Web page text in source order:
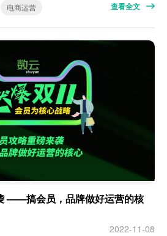
电商运营 查看全文
——搞会员，品牌做好运营的核
2022-11-08